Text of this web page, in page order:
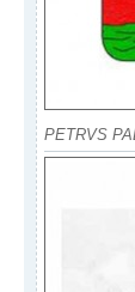
PETRVS